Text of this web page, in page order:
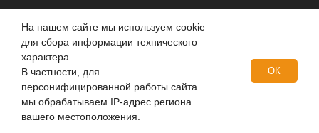
Все права защищены © 2020 ГК «Индатэк»
защищены.Использование материалов с сайта запрещено.
Данный сайт не является публичной офертой, определяемой
положениями статей 437 (2) ГК РФ.
На нашем сайте мы используем cookie
для сбора информации технического
характера.
В частности, для
персонифицированной работы сайта
мы обрабатываем IP-адрес региона
вашего местоположения.
ОК